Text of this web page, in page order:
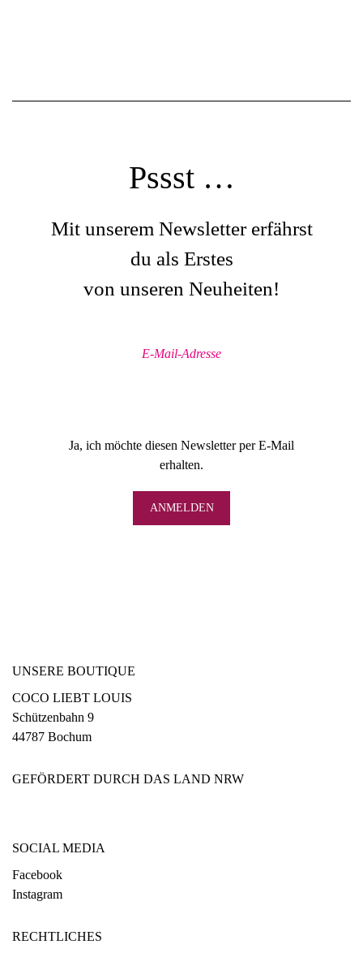
Pssst …
Mit unserem Newsletter erfährst
du als Erstes
von unseren Neuheiten!
Ja, ich möchte diesen Newsletter per E-Mail
erhalten.
UNSERE BOUTIQUE
COCO LIEBT LOUIS
Schützenbahn 9
44787 Bochum
GEFÖRDERT DURCH DAS LAND NRW
SOCIAL MEDIA
Facebook
Instagram
RECHTLICHES